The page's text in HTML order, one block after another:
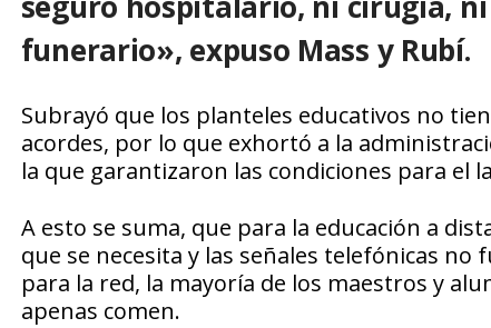
funerario», expuso Mass y Rubí.
Subrayó que los planteles educativos no
acordes, por lo que exhortó a la
la que garantizaron las condiciones para el
A esto se suma, que para la educación a
que se necesita y las señales telefónicas no
para la red, la mayoría de los maestros y
apenas comen.